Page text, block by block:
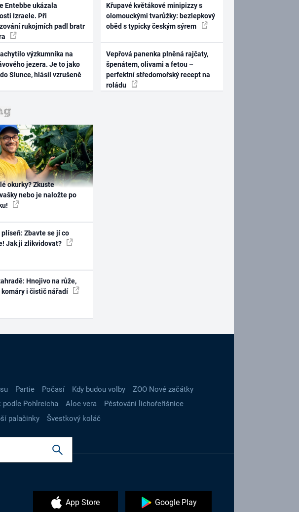
Entebbe ukázala
Izraele. Při
rukojmích padl bratr
výzkumníka na
jezera. Je to jako
Slunce, hlásil vzrušeně
Křupavé květákové minipizzy s
olomouckými tvarůžky: bezlepkový
oběd s typicky českým sýrem
Vepřová panenka plněná rajčaty,
špenátem, olivami a fetou –
perfektní středomořský recept na
roládu
okurky? Zkuste
nebo je naložte po
plíseň: Zbavte se jí co
Jak ji zlikvidovat?
Hnojivo na růže,
komáry i čistič nářadí
Partie Počasí Kdy budou volby
ZOO Nové začátky
podle Pohlreicha Aloe vera
Pěstování lichořeřišnice
palačinky Švestkový koláč
App Store Google Play